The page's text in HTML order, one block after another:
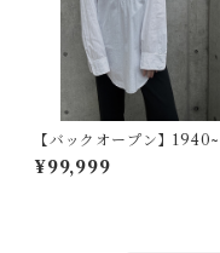
【バックオープン】
s アメリカヴィンテージド
シャツ
¥99,999